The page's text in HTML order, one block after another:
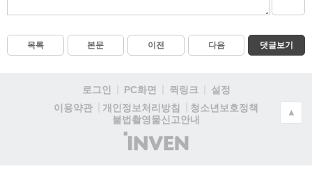
목록 본문 이전 다음 댓글보기
로그인 PC화면 퀵링크
설정
이용약관
개인정보처리방침
청소년보호정책
불법촬영물신고안내
(주)
인
▲